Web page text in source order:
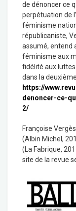
de dénoncer ce
perpétuation de
féminisme
républicaniste,
assumé, entend
féminisme aux
fidélité aux
dans la
https://
denoncer-ce-
2/
Françoise
(Albin Michel,
(La Fabrique,
site de la revue